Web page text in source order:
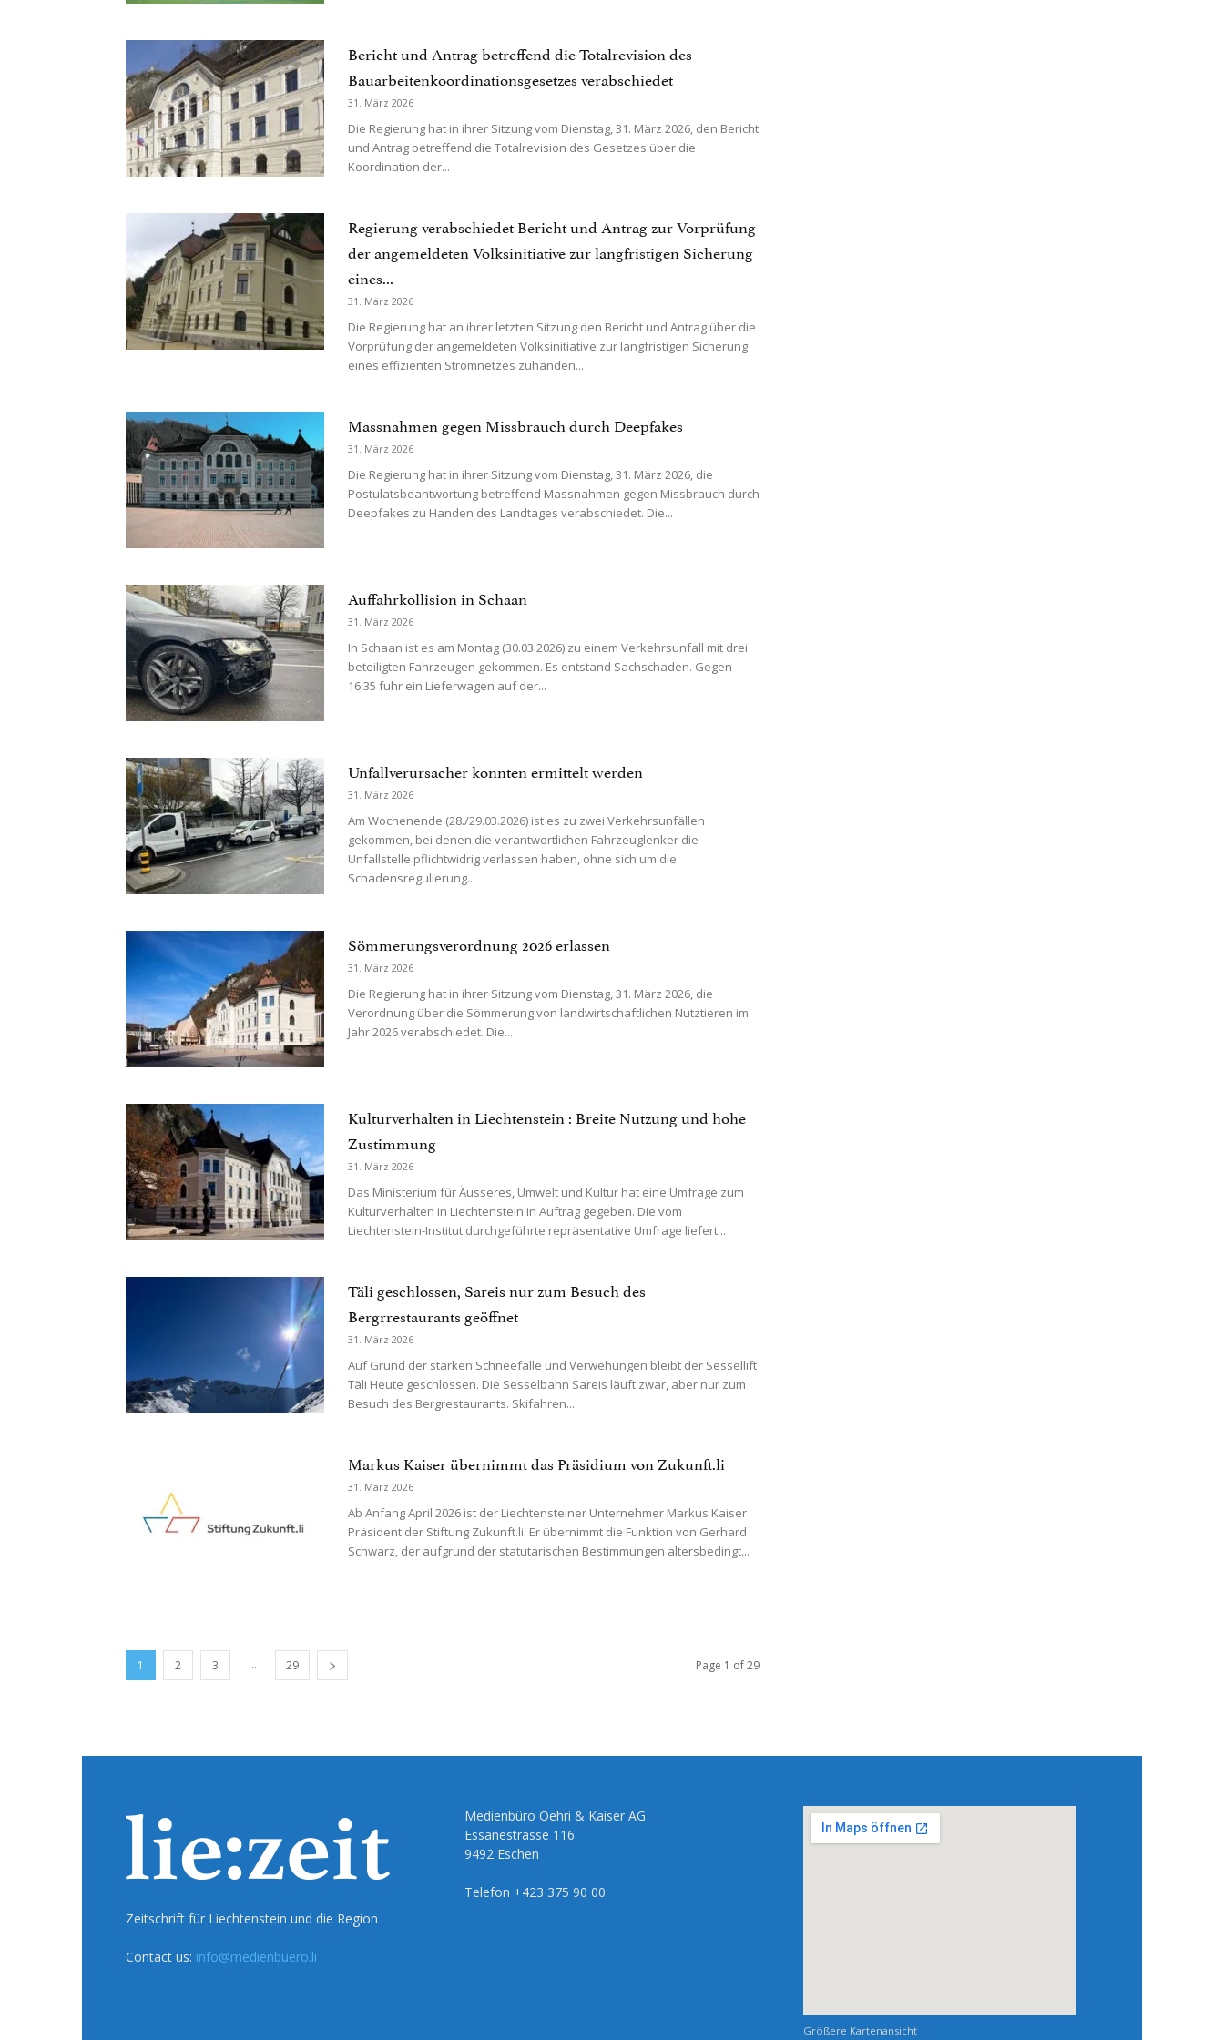
Bericht und Antrag betreffend die Totalrevision des
Bauarbeitenkoordinationsgesetzes verabschiedet
31. März 2026
Die Regierung hat in ihrer Sitzung vom Dienstag, 31. März 2026, den Bericht
und Antrag betreffend die Totalrevision des Gesetzes über die
Koordination der...
Regierung verabschiedet Bericht und Antrag zur Vorprüfung
der angemeldeten Volksinitiative zur langfristigen Sicherung
eines...
31. März 2026
Die Regierung hat an ihrer letzten Sitzung den Bericht und Antrag über die
Vorprüfung der angemeldeten Volksinitiative zur langfristigen Sicherung
eines effizienten Stromnetzes zuhanden...
Massnahmen gegen Missbrauch durch Deepfakes
31. März 2026
Die Regierung hat in ihrer Sitzung vom Dienstag, 31. März 2026, die
Postulatsbeantwortung betreffend Massnahmen gegen Missbrauch durch
Deepfakes zu Handen des Landtages verabschiedet. Die...
Auffahrkollision in Schaan
31. März 2026
In Schaan ist es am Montag (30.03.2026) zu einem Verkehrsunfall mit drei
beteiligten Fahrzeugen gekommen. Es entstand Sachschaden. Gegen
16:35 fuhr ein Lieferwagen auf der...
Unfallverursacher konnten ermittelt werden
31. März 2026
Am Wochenende (28./29.03.2026) ist es zu zwei Verkehrsunfällen
gekommen, bei denen die verantwortlichen Fahrzeuglenker die
Unfallstelle pflichtwidrig verlassen haben, ohne sich um die
Schadensregulierung...
Sömmerungsverordnung 2026 erlassen
31. März 2026
Die Regierung hat in ihrer Sitzung vom Dienstag, 31. März 2026, die
Verordnung über die Sömmerung von landwirtschaftlichen Nutztieren im
Jahr 2026 verabschiedet. Die...
Kulturverhalten in Liechtenstein : Breite Nutzung und hohe
Zustimmung
31. März 2026
Das Ministerium für Äusseres, Umwelt und Kultur hat eine Umfrage zum
Kulturverhalten in Liechtenstein in Auftrag gegeben. Die vom
Liechtenstein-Institut durchgeführte repräsentative Umfrage liefert...
Täli geschlossen, Sareis nur zum Besuch des
Bergrrestaurants geöffnet
31. März 2026
Auf Grund der starken Schneefälle und Verwehungen bleibt der Sessellift
Täli Heute geschlossen. Die Sesselbahn Sareis läuft zwar, aber nur zum
Besuch des Bergrestaurants. Skifahren...
Markus Kaiser übernimmt das Präsidium von Zukunft.li
31. März 2026
Ab Anfang April 2026 ist der Liechtensteiner Unternehmer Markus Kaiser
Präsident der Stiftung Zukunft.li. Er übernimmt die Funktion von Gerhard
Schwarz, der aufgrund der statutarischen Bestimmungen altersbedingt...
1 2 3 ... 29 Page 1 of 29
Zeitschrift für Liechtenstein und die Region
Contact us: info@medienbuero.li
Medienbüro Oehri & Kaiser AG
Essanestrasse 116
9492 Eschen
Telefon +423 375 90 00
Größere Kartenansicht